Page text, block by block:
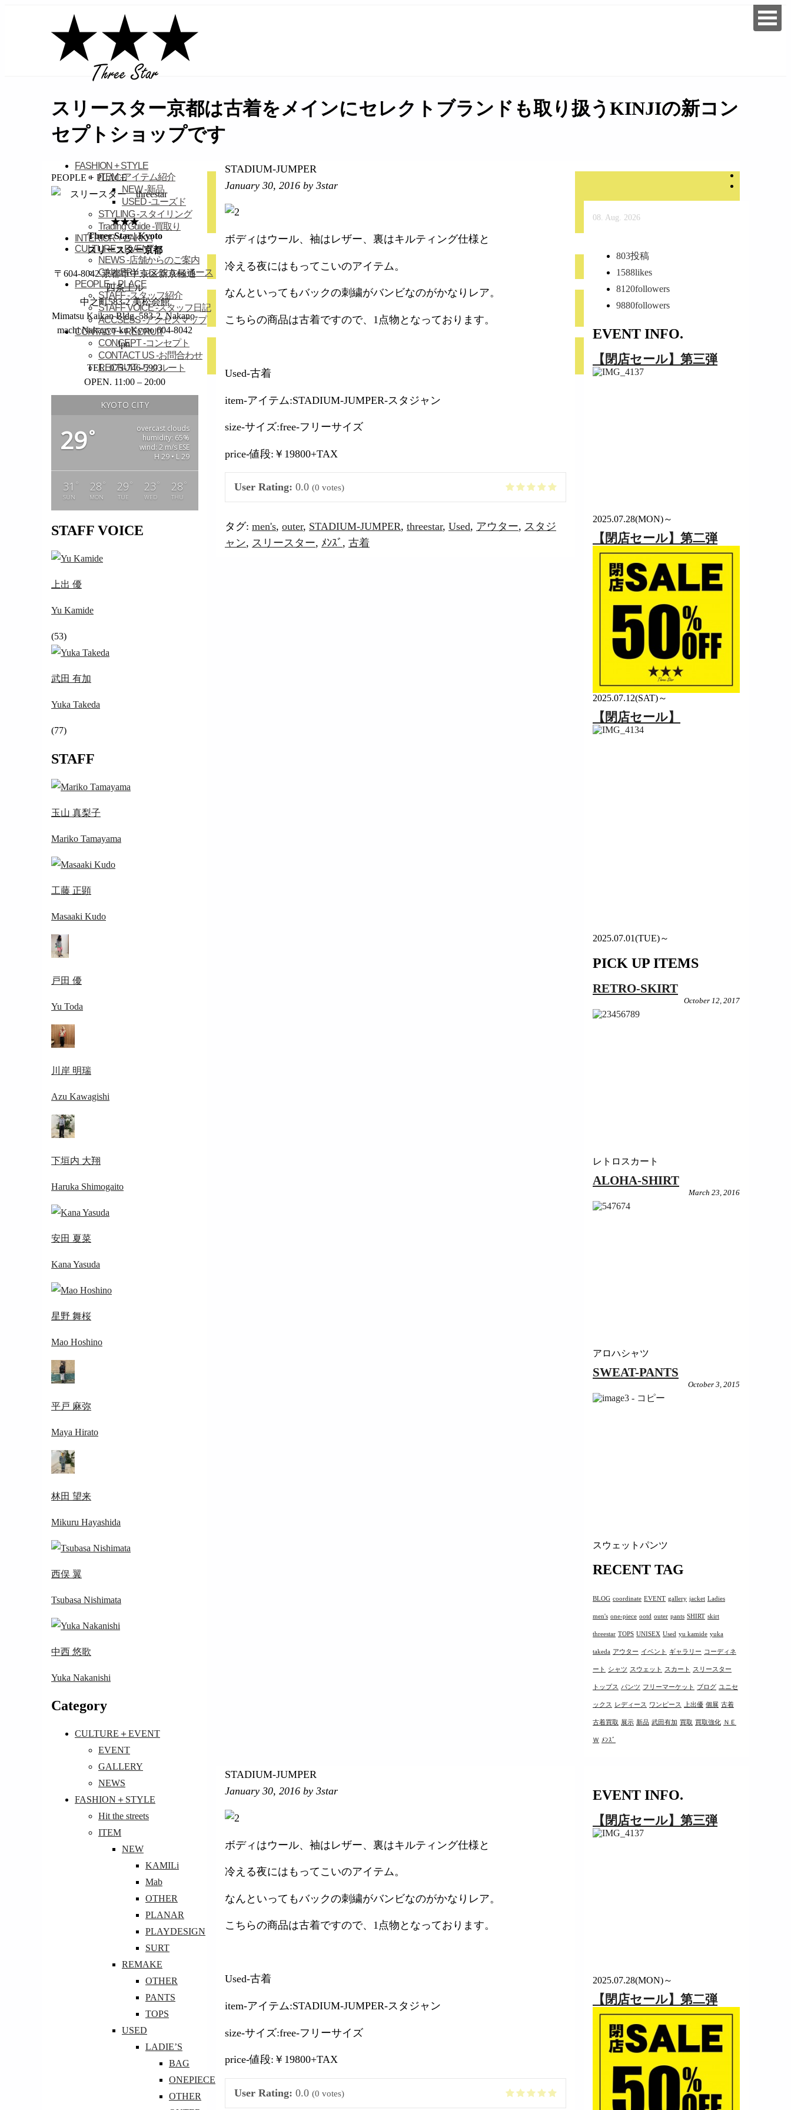
スリースター京都は古着をメインにセレクトブランドも取り扱うKINJIの新コン
セプトショップです
FASHION + STYLE
ITEM-アイテム紹介
NEW-新品
USED-ユーズド
STYLING-スタイリング
Trading Guide-買取り
INTERIOR + ZAKKA
CULTURE + EVENT
NEWS-店舗からのご案内
GALLERY-レンタルスペース
PEOPLE + PLACE
STAFF-スタッフ紹介
STAFF VOICE-スタッフ日記
ACCSESS-アクセスマップ
CONTACT + RECRUIT
CONCEPT-コンセプト
CONTACT US-お問合わせ
RECRUIT-リクルート
PEOPLE + PLACE
★★★
Three Star | Kyoto
スリースター京都
〒604-8042 京都市中京区新京極通
四条上ル
中之町583-2 美松会館
Mimatsu Kaikan Bldg. 583-2, Nakano-
machi Nakagyo-ku Kyoto 604-8042
Jpn.
TEL. 075-746-5903
OPEN. 11:00 – 20:00
KYOTO CITY
29°
overcast clouds
humidity: 65%
wind: 2 m/s ESE
H 29 • L 29
31 °
SUN
28 °
MON
29 °
TUE
23 °
WED
28 °
THU
STAFF VOICE
上出 優
Yu Kamide
(53)
武田 有加
Yuka Takeda
(77)
STAFF
玉山 真梨子
Mariko Tamayama
工藤 正顕
Masaaki Kudo
戸田 優
Yu Toda
川岸 明瑞
Azu Kawagishi
下垣内 大翔
Haruka Shimogaito
安田 夏菜
Kana Yasuda
星野 舞桜
Mao Hoshino
平戸 麻弥
Maya Hirato
林田 望来
Mikuru Hayashida
西俣 翼
Tsubasa Nishimata
中西 悠歌
Yuka Nakanishi
Category
CULTURE＋EVENT
EVENT
GALLERY
NEWS
FASHION＋STYLE
Hit the streets
ITEM
NEW
KAMILi
Mab
OTHER
PLANAR
PLAYDESIGN
SURT
REMAKE
OTHER
PANTS
TOPS
USED
LADIE’S
BAG
ONEPIECE
OTHER
STADIUM-JUMPER
January 30, 2016 by 3star
ボディはウール、袖はレザー、裏はキルティング仕様と
冷える夜にはもってこいのアイテム。
なんといってもバックの刺繍がバンビなのがかなりレア。
こちらの商品は古着ですので、1点物となっております。
Used-古着
item-アイテム:STADIUM-JUMPER-スタジャン
size-サイズ:free-フリーサイズ
price-値段:￥19800+TAX
User Rating: 0.0 (0 votes)
タグ: men's, outer, STADIUM-JUMPER, threestar, Used, アウター, スタジ
ャン, スリースター, ﾒﾝｽﾞ , 古着
08. Aug. 2026
803投稿
1588likes
8120followers
9880followers
EVENT INFO.
【閉店セール】第三弾
2025.07.28(MON)～
【閉店セール】第二弾
2025.07.12(SAT)～
【閉店セール】
2025.07.01(TUE)～
PICK UP ITEMS
RETRO-SKIRT
October 12, 2017
レトロスカート
ALOHA-SHIRT
March 23, 2016
アロハシャツ
SWEAT-PANTS
October 3, 2015
スウェットパンツ
RECENT TAG
BLOG coordinate EVENT gallery jacket Ladies
men's one-piece ootd outer pants SHIRT skirt
threestar TOPS UNISEX Used yu kamide yuka
takeda アウター イベント ギャラリー コーディネ
ート シャツ スウェット スカート スリースター
トップス パンツ フリーマーケット ブログ ユニセ
ックス レディース ワンピース 上出優 個展 古着
古着買取 展示 新品 武田有加 買取 買取強化 ＮＥ
Ｗ ﾒﾝｽﾞ
STADIUM-JUMPER
January 30, 2016 by 3star
ボディはウール、袖はレザー、裏はキルティング仕様と
冷える夜にはもってこいのアイテム。
なんといってもバックの刺繍がバンビなのがかなりレア。
こちらの商品は古着ですので、1点物となっております。
Used-古着
item-アイテム:STADIUM-JUMPER-スタジャン
size-サイズ:free-フリーサイズ
price-値段:￥19800+TAX
User Rating: 0.0 (0 votes)
EVENT INFO.
【閉店セール】第三弾
2025.07.28(MON)～
【閉店セール】第二弾